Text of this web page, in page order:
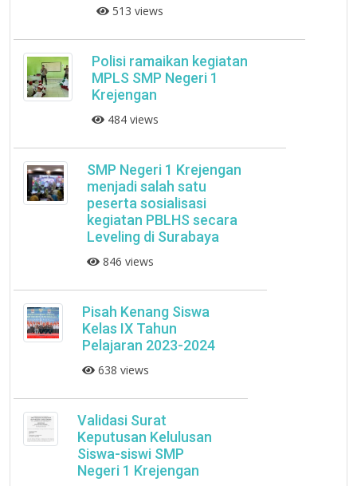
513 views
Polisi ramaikan kegiatan
MPLS SMP Negeri 1
Krejengan
484 views
SMP Negeri 1 Krejengan
menjadi salah satu
peserta sosialisasi
kegiatan PBLHS secara
Leveling di Surabaya
846 views
Pisah Kenang Siswa
Kelas IX Tahun
Pelajaran 2023-2024
638 views
Validasi Surat
Keputusan Kelulusan
Siswa-siswi SMP
Negeri 1 Krejengan